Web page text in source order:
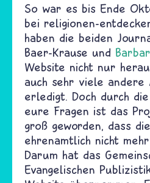
So war es bis Ende
bei religionen-
haben die beiden
Baer-Krause und
Website nicht nur
auch sehr viele
erledigt. Doch durch
eure Fragen ist das
groß geworden, dass
ehrenamtlich nicht
Darum hat das
Evangelischen